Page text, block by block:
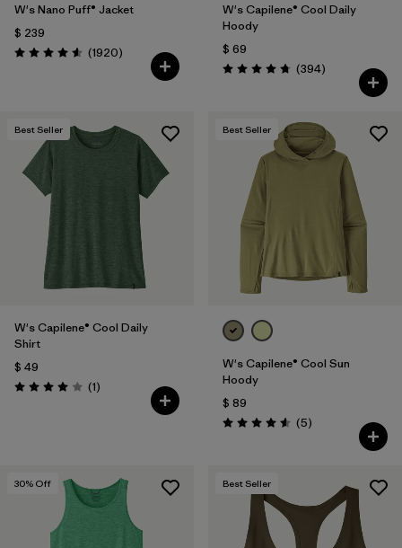
W's Nano Puff® Jacket
$ 239
Valoración: 4.6 / 5
(1920Comentarios
)
W's Capilene® Cool Daily
Hoody
$ 69
Valoración: 4.7 / 5
(394Comentarios
)
Best Seller
W's Capilene® Cool Daily
Shirt
$ 49
Valoración: 4.0 / 5
(1Comentarios
)
Best Seller
W's Capilene® Cool Sun
Hoody
$ 89
Valoración: 4.6 / 5
(5Comentarios
)
30% Off Best Seller